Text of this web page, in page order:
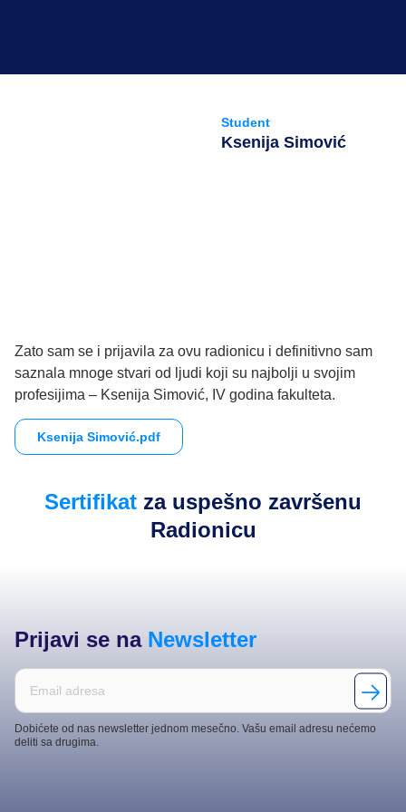
Student
Ksenija Simović
Zato sam se i prijavila za ovu radionicu i definitivno sam
saznala mnoge stvari od ljudi koji su najbolji u svojim
profesijima – Ksenija Simović, IV godina fakulteta.
Ksenija Simović.pdf
Sertifikat za uspešno završenu
Radionicu
Prijavi se na Newsletter
Dobićete od nas newsletter jednom mesečno. Vašu email adresu nećemo
deliti sa drugima.